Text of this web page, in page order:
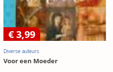
€ 3,99
Diverse auteurs
Voor een Moeder